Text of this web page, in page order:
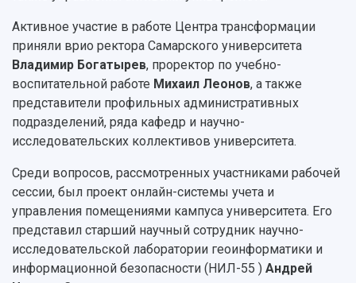
Заслуженные деятели
Структура университета
Институты и факультеты
Кафедры
Научные подразделения
Отделы и службы
Институт искусственного интеллекта
Инжиниринговый центр
Аграрный карбоновый полигон
Архив
Фирменный стиль
Мультимедиа
Подкасты
Просветительский проект "Одержимы
Расписание занятий
Стипендии
Тестирование иностранных граждан на
знание русского языка, истории России и
основ законодательства РФ
Платные образовательные услуги
Скидки на обучение
Подготовительные курсы
Библиотека
Научная инфраструктура
Научно-исследовательские подразделения
Структурная схема управления научно-
исследовательской деятельностью
Материальная база
Подразделения научного обслуживания
Организационные документы
Результаты научно-исследовательской
деятельности
Научно-технические разработки
Конкурсы научных проектов и грантов
Областной конкурс "Молодой учёный"
Отчеты о научно-исследовательской
Активное участие в работе Центра трансформации
приняли врио ректора Самарского университета
Владимир Богатырев, проректор по учебно-
воспитательной работе Михаил Леонов, а также
представители профильных административных
подразделений, ряда кафедр и научно-
исследовательских коллективов университета.
Среди вопросов, рассмотренных участниками рабочей
сессии, был проект онлайн-системы учета и
управления помещениями кампуса университета. Его
представил старший научный сотрудник научно-
исследовательской лаборатории геоинформатики и
информационной безопасности (НИЛ-55 ) Андрей